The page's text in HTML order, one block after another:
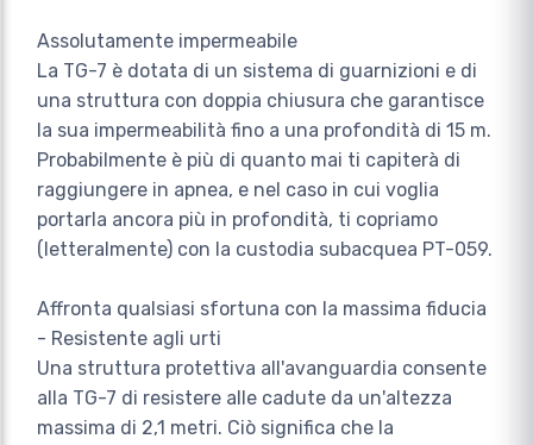
Assolutamente impermeabile
La TG-7 è dotata di un sistema di guarnizioni e di
una struttura con doppia chiusura che garantisce
la sua impermeabilità fino a una profondità di 15 m.
Probabilmente è più di quanto mai ti capiterà di
raggiungere in apnea, e nel caso in cui voglia
portarla ancora più in profondità, ti copriamo
(letteralmente) con la custodia subacquea PT-059.
Affronta qualsiasi sfortuna con la massima fiducia
- Resistente agli urti
Una struttura protettiva all'avanguardia consente
alla TG-7 di resistere alle cadute da un'altezza
massima di 2,1 metri. Ciò significa che la